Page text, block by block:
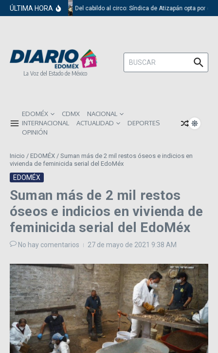
Saltar al contenido
ÚLTIMA HORA Del cabildo al circo: Síndica de Atizapán opta por el
La Voz del Estado de México
Buscar:
EDOMÉX CDMX
NACIONAL
INTERNACIONAL
ACTUALIDAD
DEPORTES
OPINIÓN
Inicio / EDOMÉX / Suman más de 2 mil restos óseos e indicios en
vivienda de feminicida serial del EdoMéx
EDOMÉX
Suman más de 2 mil restos
óseos e indicios en vivienda de
feminicida serial del EdoMéx
No hay comentarios 27 de mayo de 2021 9:38 AM